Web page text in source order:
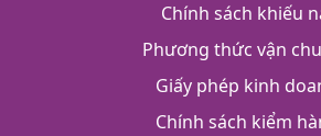
Chính sách khiếu
Phương thức vận
Giấy phép kinh
Chính sách kiểm